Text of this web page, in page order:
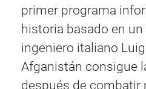
primer programa
historia basado en
ingeniero italiano
Afganistán consigue
después de combatir